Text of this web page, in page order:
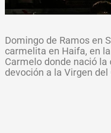
Domingo de Ramos en
carmelita en Haifa, en
Carmelo donde nació
devoción a la Virgen del